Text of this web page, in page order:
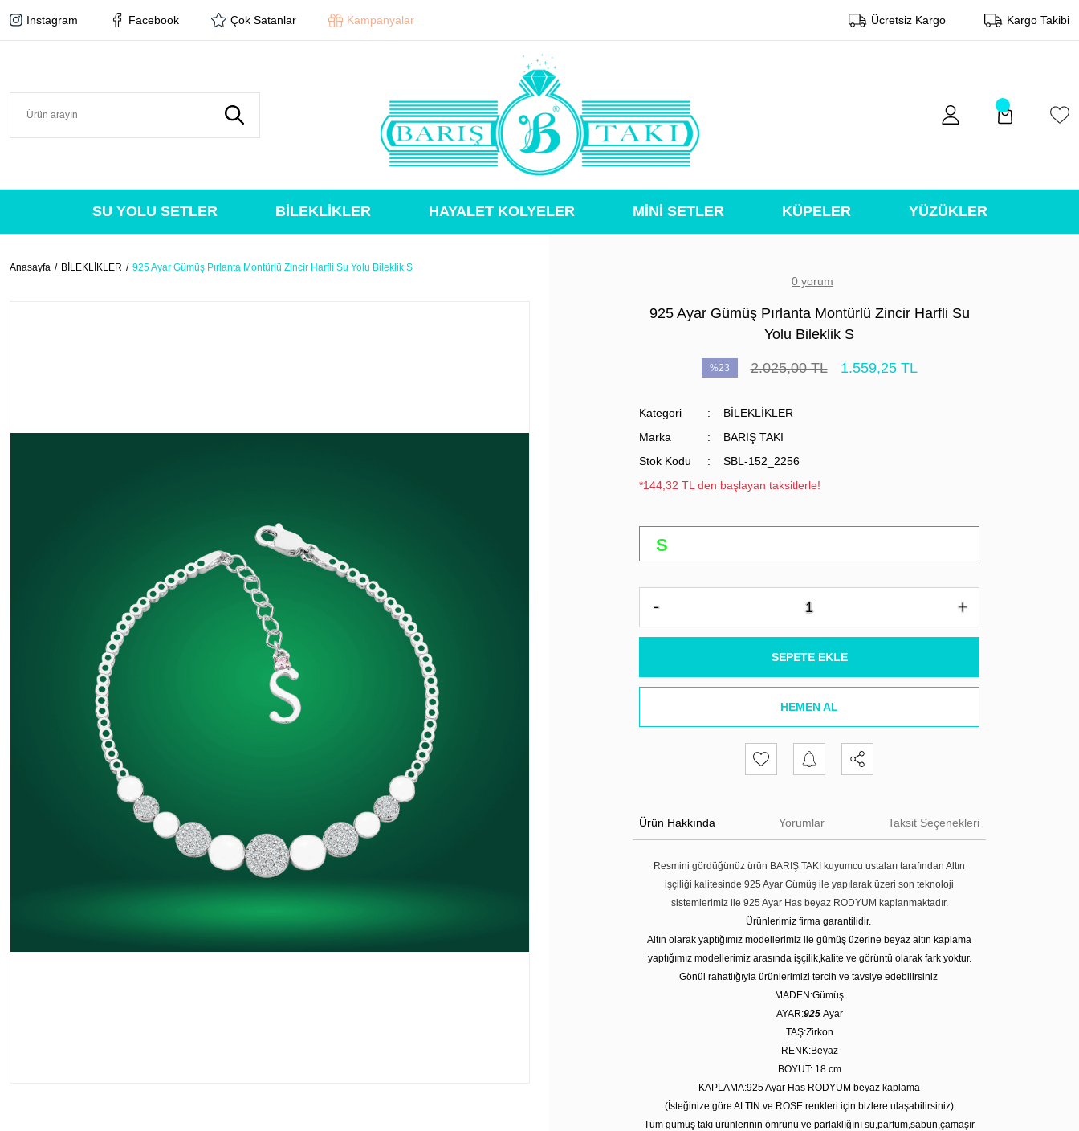
Instagram Facebook Çok Satanlar Kampanyalar Ücretsiz Kargo Kargo Takibi
SU YOLU SETLER BİLEKLİKLER HAYALET KOLYELER MİNİ SETLER KÜPELER YÜZÜKLER
Anasayfa BİLEKLİKLER 925 Ayar Gümüş Pırlanta Montürlü Zincir Harfli Su Yolu Bileklik S
0 yorum
925 Ayar Gümüş Pırlanta Montürlü Zincir Harfli Su
Yolu Bileklik S
%23 2.025,00 TL 1.559,25 TL
Kategori
BİLEKLİKLER
Marka
BARIŞ TAKI
Stok Kodu
SBL-152_2256
*144,32 TL den başlayan taksitlerle!
SEPETE EKLE
HEMEN AL
Ürün Hakkında Yorumlar Taksit Seçenekleri
Resmini gördüğünüz ürün BARIŞ TAKI kuyumcu ustaları tarafından Altın
işçiliği kalitesinde 925 Ayar Gümüş ile yapılarak üzeri son teknoloji
sistemlerimiz ile 925 Ayar Has beyaz RODYUM kaplanmaktadır.
Ürünlerimiz firma garantilidir.
Altın olarak yaptığımız modellerimiz ile gümüş üzerine beyaz altın kaplama
yaptığımız modellerimiz arasında işçilik,kalite ve görüntü olarak fark yoktur.
Gönül rahatlığıyla ürünlerimizi tercih ve tavsiye edebilirsiniz
MADEN:Gümüş
AYAR:925 Ayar
TAŞ:Zirkon
RENK:Beyaz
BOYUT: 18 cm
KAPLAMA:925 Ayar Has RODYUM beyaz kaplama
(İsteğinize göre ALTIN ve ROSE renkleri için bizlere ulaşabilirsiniz)
Tüm gümüş takı ürünlerinin ömrünü ve parlaklığını su,parfüm,sabun,çamaşır